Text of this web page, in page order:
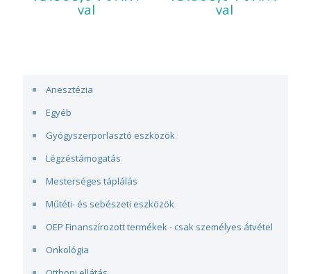
val
val
Anesztézia
Egyéb
Gyógyszerporlasztó eszközök
Légzéstámogatás
Mesterséges táplálás
Műtéti- és sebészeti eszközök
OEP Finanszírozott termékek - csak személyes átvétel
Onkológia